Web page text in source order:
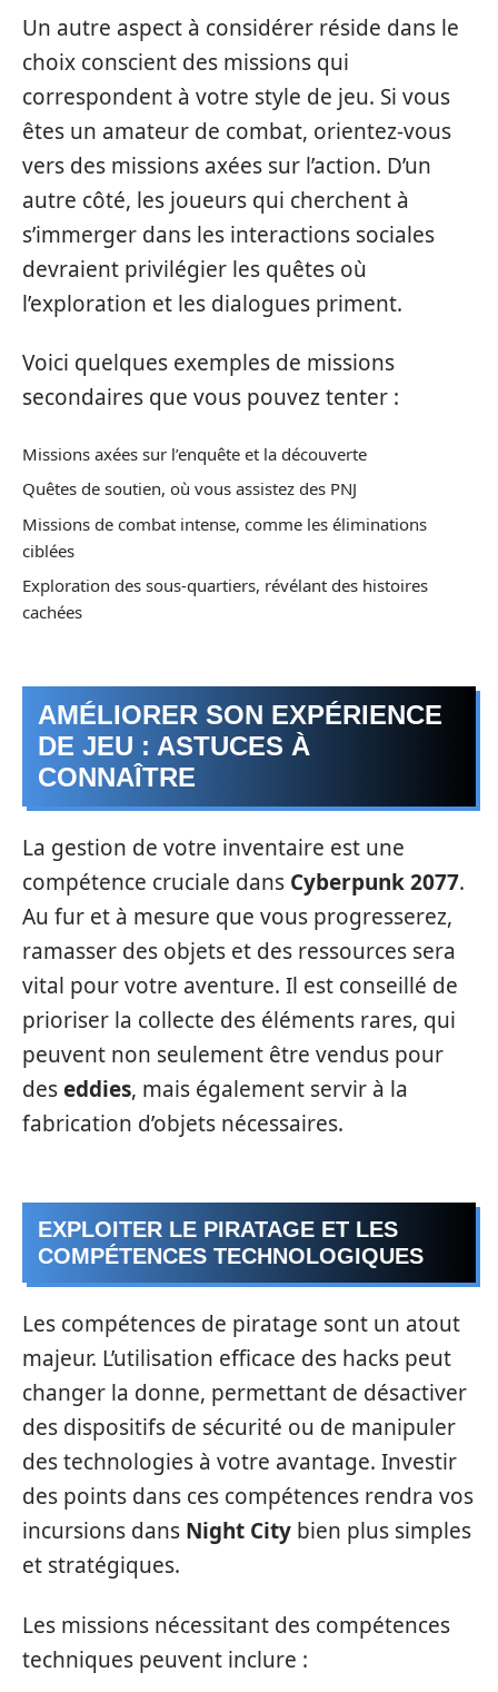
Un autre aspect à considérer réside dans le
choix conscient des missions qui
correspondent à votre style de jeu. Si vous
êtes un amateur de combat, orientez-vous
vers des missions axées sur l’action. D’un
autre côté, les joueurs qui cherchent à
s’immerger dans les interactions sociales
devraient privilégier les quêtes où
l’exploration et les dialogues priment.
Voici quelques exemples de missions
secondaires que vous pouvez tenter :
Missions axées sur l’enquête et la découverte
Quêtes de soutien, où vous assistez des PNJ
Missions de combat intense, comme les éliminations
ciblées
Exploration des sous-quartiers, révélant des histoires
cachées
AMÉLIORER SON EXPÉRIENCE
DE JEU : ASTUCES À
CONNAÎTRE
La gestion de votre inventaire est une
compétence cruciale dans Cyberpunk 2077.
Au fur et à mesure que vous progresserez,
ramasser des objets et des ressources sera
vital pour votre aventure. Il est conseillé de
prioriser la collecte des éléments rares, qui
peuvent non seulement être vendus pour
deseddies, mais également servir à la
fabrication d’objets nécessaires.
EXPLOITER LE PIRATAGE ET LES
COMPÉTENCES TECHNOLOGIQUES
Les compétences de piratage sont un atout
majeur. L’utilisation efficace des hacks peut
changer la donne, permettant de désactiver
des dispositifs de sécurité ou de manipuler
des technologies à votre avantage. Investir
des points dans ces compétences rendra vos
incursions dans Night City bien plus simples
et stratégiques.
Les missions nécessitant des compétences
techniques peuvent inclure :